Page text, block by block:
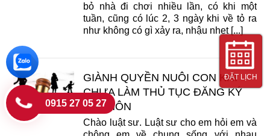
bỏ nhà đi chơi nhiều lần, có khi một
tuần, cũng có lúc 2, 3 ngày khi về tỏ ra
như không có gì xảy ra, nhậu nhẹt [...]
GIÀNH QUYỀN NUÔI CON KHI
CHƯA LÀM THỦ TỤC ĐĂNG KÝ
KẾT HÔN
Chào luật sư. Luật sư cho em hỏi em và
ĐẶT LỊCH
0915 27 05 27